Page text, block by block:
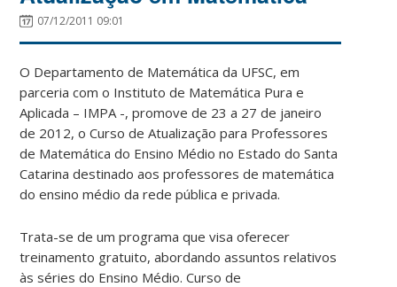
07/12/2011 09:01
O Departamento de Matemática da UFSC, em
parceria com o Instituto de Matemática Pura e
Aplicada – IMPA -, promove de 23 a 27 de janeiro
de 2012, o Curso de Atualização para Professores
de Matemática do Ensino Médio no Estado do Santa
Catarina destinado aos professores de matemática
do ensino médio da rede pública e privada.
Trata-se de um programa que visa oferecer
treinamento gratuito, abordando assuntos relativos
às séries do Ensino Médio. Curso de